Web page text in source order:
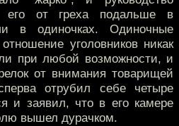
его от греха подальше в
в одиночках. Одиночные
уголовников никак
при любой возможности, и
от внимания товарищей
отрубил себе четыре
и заявил, что в его камере
вышел дурачком.